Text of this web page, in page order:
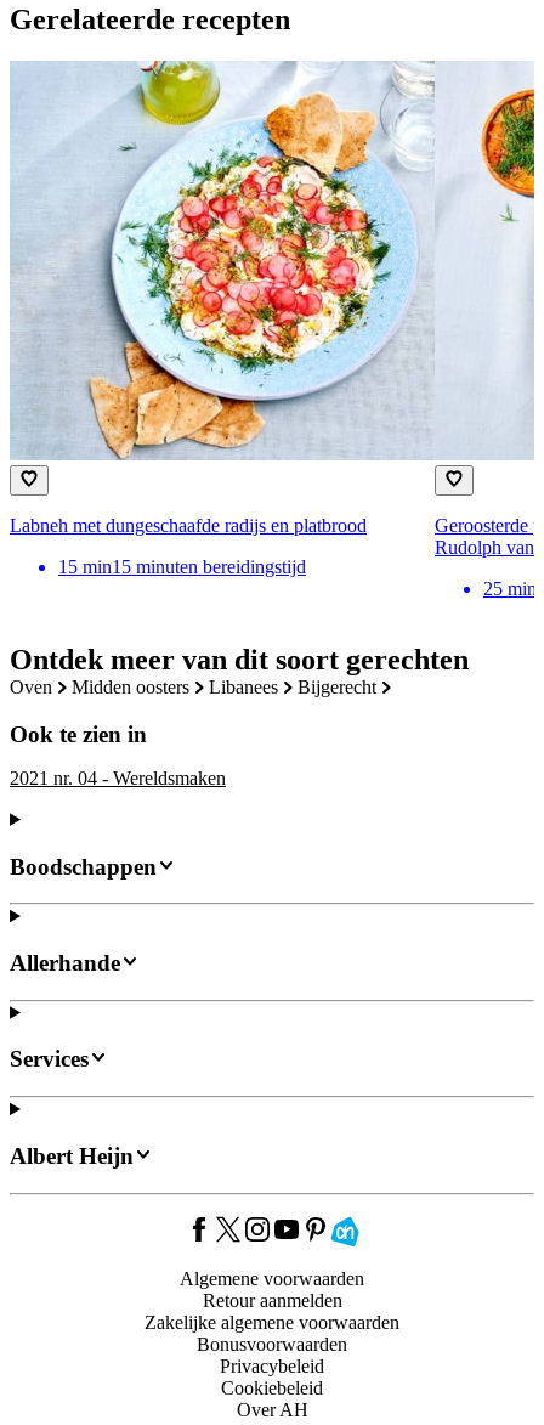
Ontdek meer van dit soort gerechten
oven midden oosters libanees bijgerecht
Ook te zien in
2021 nr. 04 - Wereldsmaken
Gerelateerde recepten
Labneh met dungeschaafde radijs en platbrood
15 min15 minuten bereidingstijd
Geroosterde
Rudolph van
25 min
Boodschappen
Allerhande
Services
Albert Heijn
Algemene voorwaarden
Retour aanmelden
Zakelijke algemene voorwaarden
Bonusvoorwaarden
Privacybeleid
Cookiebeleid
Over AH